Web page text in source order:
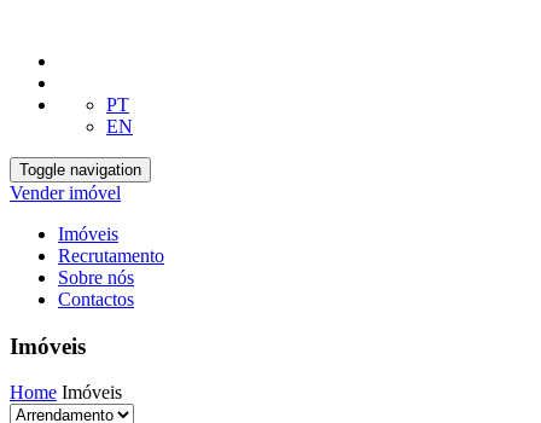
PT
EN
Toggle navigation
Vender imóvel
Imóveis
Recrutamento
Sobre nós
Contactos
Imóveis
Home Imóveis